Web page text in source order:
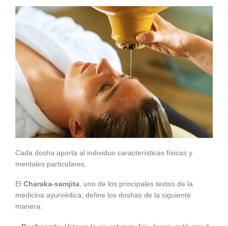
Cada dosha aporta al individuo características físicas y
mentales particulares.
El Charaka-samjita, uno de los principales textos de la
medicina ayurvédica, define los doshas de la siguiente
manera: